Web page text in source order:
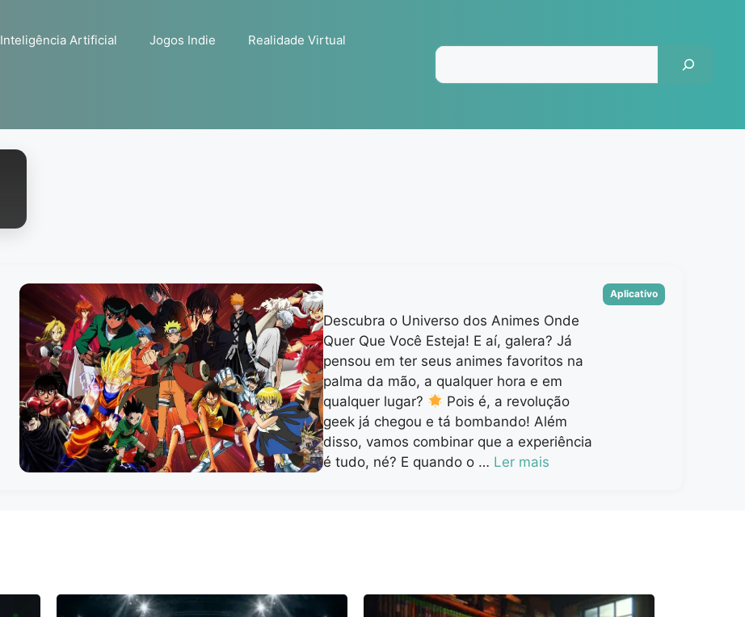
Inteligência Artificial Jogos Indie Realidade Virtual
Descubra o Universo dos Animes Onde
Quer Que Você Esteja! E aí, galera? Já
pensou em ter seus animes favoritos na
palma da mão, a qualquer hora e em
qualquer lugar?
Pois é, a revolução
geek já chegou e tá bombando! Além
disso, vamos combinar que a experiência
é tudo, né? E quando o … Ler mais
Categorias
Aplicativo